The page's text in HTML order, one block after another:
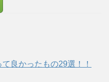
良かったもの29選！！